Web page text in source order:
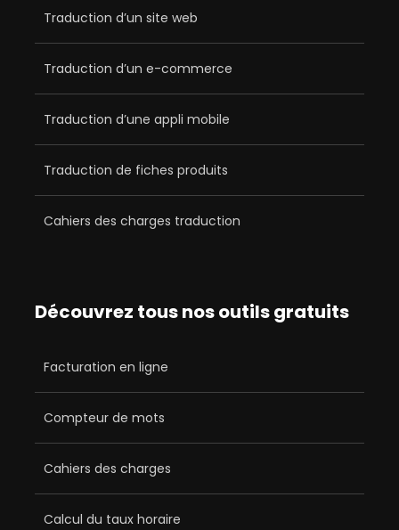
Traduction d’un site web
Traduction d’un e-commerce
Traduction d’une appli mobile
Traduction de fiches produits
Cahiers des charges traduction
Découvrez tous nos outils gratuits
Facturation en ligne
Compteur de mots
Cahiers des charges
Calcul du taux horaire